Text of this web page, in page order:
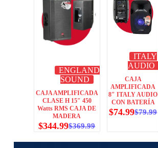
ENGLAND
SOUND
CAJA AMPLIFICADA
CLASE H 15″ 450
Watts RMS CAJA DE
MADERA
$369.99
$344.99
ITALY
AUDIO
CAJA
AMPLIFICADA
8″ ITALY AUDIO
CON BATERÍA
$79.99
$74.99